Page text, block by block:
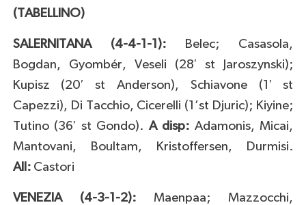
(TABELLINO)
SALERNITANA (4-4-1-1):Belec; Casasola,
Bogdan, Gyombér, Veseli (28′ st Jaroszynski);
Kupisz (20′ st Anderson), Schiavone (1′ st
Capezzi), Di Tacchio, Cicerelli (1’st Djuric); Kiyine;
Tutino (36′ st Gondo). A disp: Adamonis, Micai,
Mantovani, Boultam, Kristoffersen, Durmisi.
All: Castori
VENEZIA (4-3-1-2):Maenpaa; Mazzocchi,